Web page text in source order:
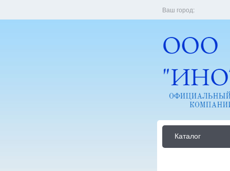
Ваш город:
Каталог